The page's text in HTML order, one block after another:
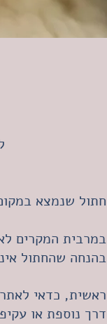
חתול שנמצא
במרבית המקרים
בהנחה שהחתול
ראשית, כדאי
דרך נוספת או